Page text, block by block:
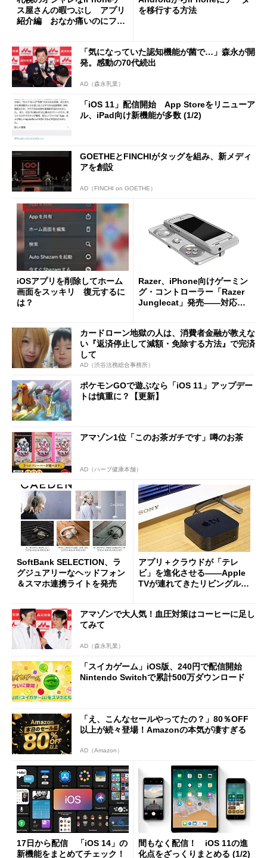
ス屋さんの暇つぶし アプリ
紹介編 おなか痛いのにフリ
を移行する方法
「気になっていた認知機能が菌で…」森永が開
発。感動の70代続出
AD（森永乳業）
「iOS 11」配信開始 App Storeをリニューア
ル、iPad向け新機能が多数 (1/2)
GOETHEとFINCHIがタッグを組み、新メディ
アを創設
AD（FINCHI on GOETHE）
iOSアプリを削除してホーム
画面をスッキリ 復元するに
は？
Razer、iPhone向けゲーミン
グ・コントローラー「Razer
Junglecat」発売――対応ゲ
カードローン地獄の人は、消費者金融が教えな
い『返済停止して減額・免除する方法』で完済
して
AD（渋谷法務総合事務所）
ポケモンGOで遊ぶなら「iOS 11」アップデー
トは慎重に？【更新】
アマゾン1位「このお茶ガチです」噂のお茶
AD（ハーブ健康本舗）
SoftBank SELECTION、ラ
グジュアリーなヘッドフォン
＆スマホ連携ライトを発売
アプリ＋クラウドが「テレ
ビ」を進化させる――Apple
TVが連れてきたリビングルー
アマゾンで大人気！血圧対策はコーヒーに足し
てみて
AD（森永乳業）
「スイカゲーム」iOS版、240円で配信開始
Nintendo Switchで累計500万ダウンロード
「え、こんなセールやってたの？」80％OFF
以上が続々登場！Amazonの本気が凄すぎる
AD（Amazon）
17日から配信 「iOS 14」の
新機能をまとめてチェック！
間もなく配信！ iOS 11の進
化点をざっくりまとめる (1/2)